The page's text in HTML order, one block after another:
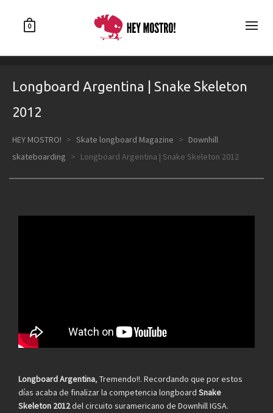
0
Longboard Argentina | Snake Skeleton
2012
HEY MOSTRO! > Skate longboard Magazine > Downhill
skateboarding > Longboard Argentina | Snake Skeleton 2012
Longboard Argentina, Tremendo!!. Recordando que por estos
días acaba de finalizar la competencia longboard Snake
Skeleton 2012del circuito suramericano de Downhill IGSA.